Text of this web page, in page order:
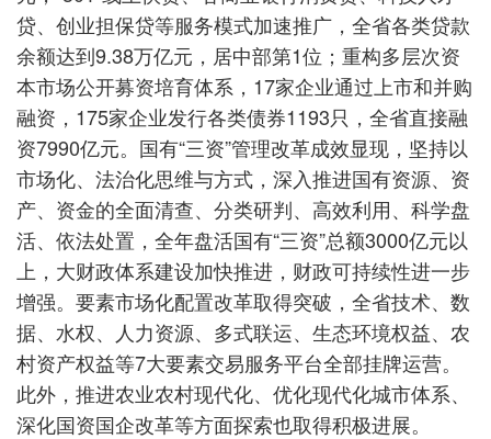
贷、创业担保贷等服务模式加速推广，全省各类贷款
余额达到9.38万亿元，居中部第1位；重构多层次资
本市场公开募资培育体系，17家企业通过上市和并购
融资，175家企业发行各类债券1193只，全省直接融
资7990亿元。国有“三资”管理改革成效显现，坚持以
市场化、法治化思维与方式，深入推进国有资源、资
产、资金的全面清查、分类研判、高效利用、科学盘
活、依法处置，全年盘活国有“三资”总额3000亿元以
上，大财政体系建设加快推进，财政可持续性进一步
增强。要素市场化配置改革取得突破，全省技术、数
据、水权、人力资源、多式联运、生态环境权益、农
村资产权益等7大要素交易服务平台全部挂牌运营。
此外，推进农业农村现代化、优化现代化城市体系、
深化国资国企改革等方面探索也取得积极进展。